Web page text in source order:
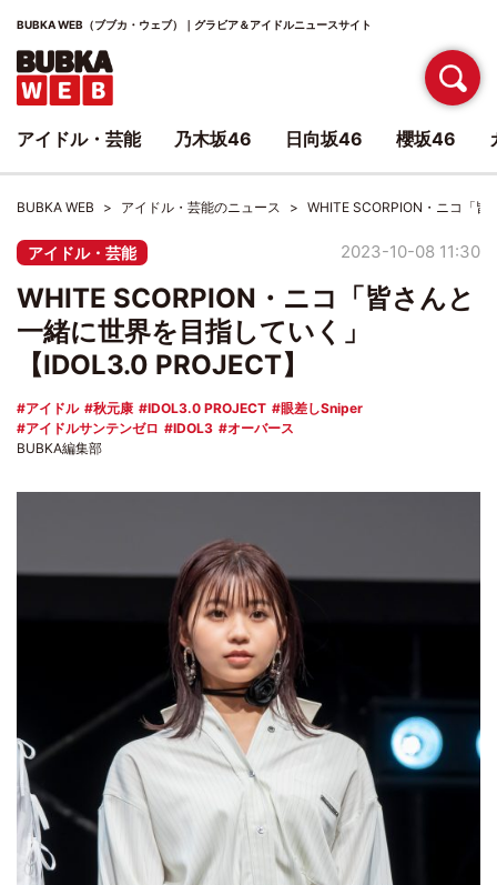
BUBKA WEB（ブブカ・ウェブ）｜グラビア＆アイドルニュースサイト
BUBKA WEB アイドル・芸能のニュース WHITE SCORPION・ニコ「
アイドル・芸能 2023-10-08 11:30
WHITE SCORPION・ニコ「皆さんと
一緒に世界を目指していく」
【IDOL3.0 PROJECT】
アイドル 秋元康 IDOL3.0 PROJECT
眼差しSniper
アイドルサンテンゼロ
IDOL3
オーバース
BUBKA編集部
アイドル・芸能 乃木坂46 日向坂46 櫻坂46